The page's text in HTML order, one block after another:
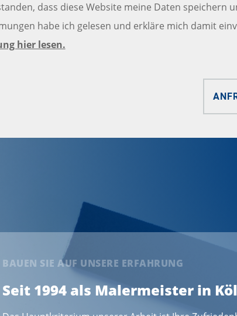
dass diese Website meine Daten speichern
habe ich gelesen und erkläre mich damit
hier lesen.
BAUEN SIE AUF UNSERE ERFAHRUNG
Seit 1994 als Malermeister in